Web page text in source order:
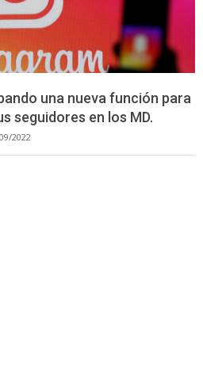
una nueva función para
seguidores en los MD.
2022